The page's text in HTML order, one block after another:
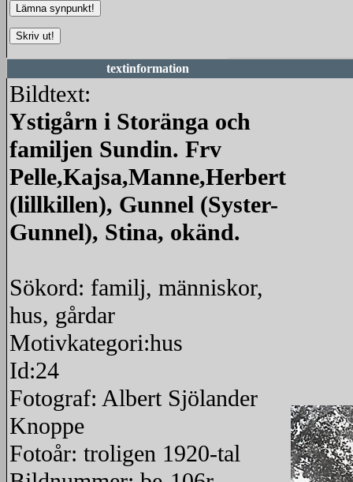
textinformation
Bildtext:
Ystigårn i Storänga och
familjen Sundin. Frv
Pelle,Kajsa,Manne,Herbert
(lillkillen), Gunnel (Syster-
Gunnel), Stina, okänd.
Sökord: familj, människor,
hus, gårdar
Motivkategori:hus
Id:24
Fotograf: Albert Sjölander
Knoppe
Fotoår: troligen 1920-tal